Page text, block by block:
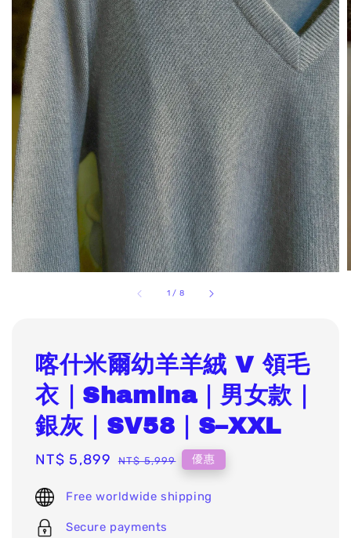
1 / 8
喀什米爾幼羊羊絨 V 領毛
衣｜Shamina｜男女款｜
銀灰｜SV58｜S–XXL
Sale
NT$ 5,899 Regular
NT$ 5,999 優惠
Free worldwide shipping
Secure payments